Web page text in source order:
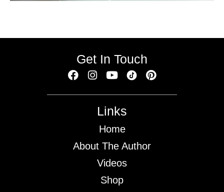
Links
Home
About The Author
Videos
Shop
Get In Touch